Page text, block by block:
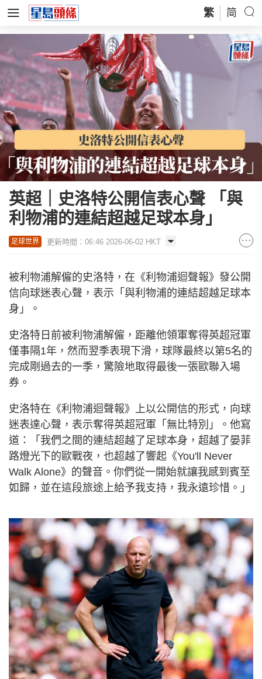
繁 简
英超｜史洛特公開信表心聲 「與
利物浦的連結超越足球本身」
足球世界 更新時間：06:46 2026-06-02 HKT
被利物浦解僱的史洛特，在《利物浦迴聲報》發公開
信向球迷表心聲，表示「與利物浦的連結超越足球本
身」。
史洛特日前被利物浦解僱，距離他領軍奪得英超冠軍
僅事隔1年，然而翌季表現下滑，球隊最終以第5名的
完成剛過去的一季，驚險地取得最後一張歐聯入場
券。
史洛特在《利物浦迴聲報》上以公開信的形式，向球
迷表達心聲，表示奪得英超冠軍「無比特別」。他寫
道：「我們之間的連結超越了足球本身，超越了晏菲
路燈光下的歐戰夜，也超越了響起《You'll Never
Walk Alone》的聲音。你們從一開始就讓我感到賓至
如歸，並在這段旅途上給予我支持，我永遠珍惜。」